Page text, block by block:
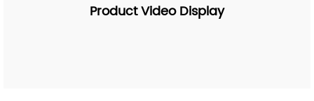
Product Video Display